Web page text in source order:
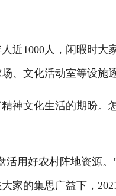
1000人，闲暇时大
、文化活动室等设施
文化生活的期盼。
用好农村阵地资源。
家的集思广益下，